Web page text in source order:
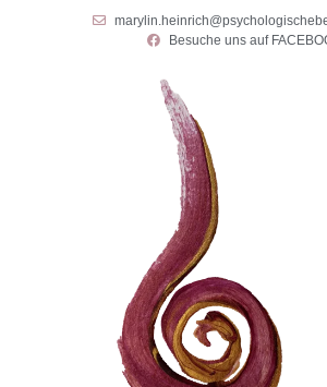
Besuche uns auf